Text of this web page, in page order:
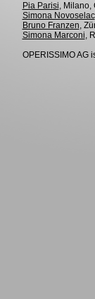
Pia Parisi, Milano,
Simona Novoselac
Bruno Franzen,
Simona Marconi,
OPERISSIMO AG